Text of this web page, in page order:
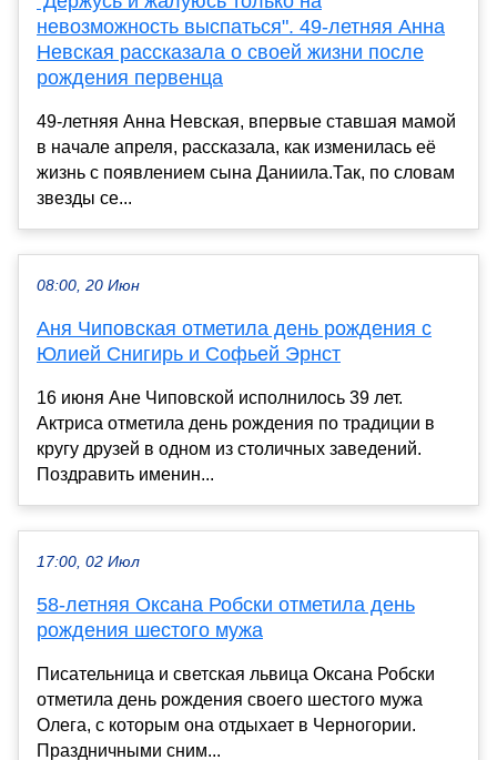
невозможность выспаться". 49-летняя Анна
Невская рассказала о своей жизни после
рождения первенца
49-летняя Анна Невская, впервые ставшая мамой
в начале апреля, рассказала, как изменилась её
жизнь с появлением сына Даниила.Так, по словам
звезды се...
08:00, 20 Июн
Аня Чиповская отметила день рождения с
Юлией Снигирь и Софьей Эрнст
16 июня Ане Чиповской исполнилось 39 лет.
Актриса отметила день рождения по традиции в
кругу друзей в одном из столичных заведений.
Поздравить именин...
17:00, 02 Июл
58-летняя Оксана Робски отметила день
рождения шестого мужа
Писательница и светская львица Оксана Робски
отметила день рождения своего шестого мужа
Олега, с которым она отдыхает в Черногории.
Праздничными сним...